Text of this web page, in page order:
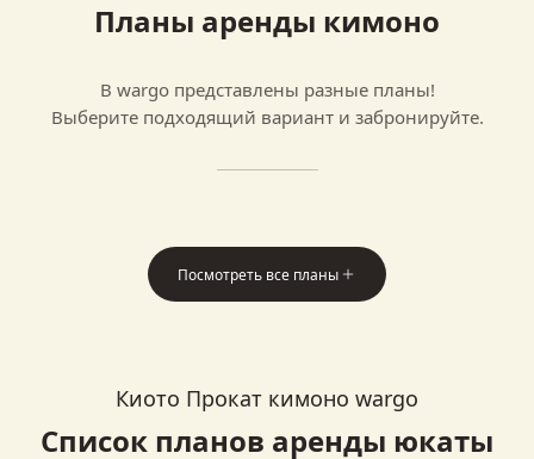
Планы аренды кимоно
В wargo представлены разные планы!
Выберите подходящий вариант и забронируйте.
Посмотреть все планы
Киото Прокат кимоно wargo
Список планов аренды юкаты